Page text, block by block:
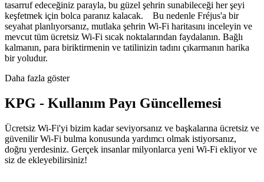
tasarruf edeceğiniz parayla, bu güzel şehrin sunabileceği her şeyi
keşfetmek için bolca paranız kalacak. Bu nedenle Fréjus'a bir
seyahat planlıyorsanız, mutlaka şehrin Wi-Fi haritasını inceleyin ve
mevcut tüm ücretsiz Wi-Fi sıcak noktalarından faydalanın. Bağlı
kalmanın, para biriktirmenin ve tatilinizin tadını çıkarmanın harika
bir yoludur.
Daha fazla göster
KPG - Kullanım Payı Güncellemesi
Ücretsiz Wi-Fi'yi bizim kadar seviyorsanız ve başkalarına ücretsiz ve
güvenilir Wi-Fi bulma konusunda yardımcı olmak istiyorsanız,
doğru yerdesiniz. Gerçek insanlar milyonlarca yeni Wi-Fi ekliyor ve
siz de ekleyebilirsiniz!